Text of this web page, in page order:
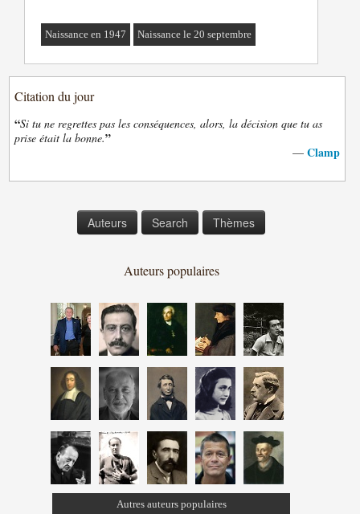
Naissance en 1947 Naissance le 20 septembre
Citation du jour
“Si tu ne regrettes pas les conséquences, alors, la décision que tu as
prise était la bonne.”
— Clamp
Auteurs Search Thèmes
Auteurs populaires
Autres auteurs populaires